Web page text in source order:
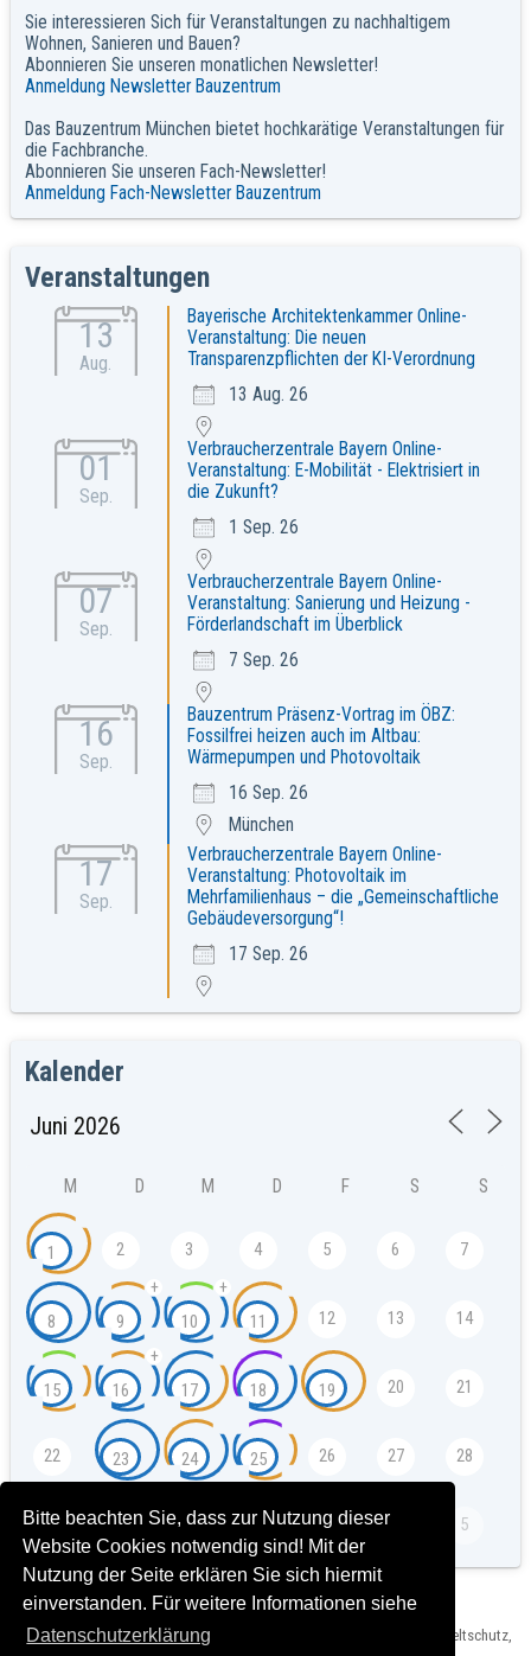
Bitte beachten Sie, dass zur Nutzung dieser
Website Cookies notwendig sind! Mit der
Nutzung der Seite erklären Sie sich hiermit
einverstanden. Für weitere Informationen siehe
Datenschutzerklärung
Sie interessieren Sich für Veranstaltungen zu nachhaltigem
Wohnen, Sanieren und Bauen?
Abonnieren Sie unseren monatlichen Newsletter!
Anmeldung Newsletter Bauzentrum
Das Bauzentrum München bietet hochkarätige Veranstaltungen für
die Fachbranche.
Abonnieren Sie unseren Fach-Newsletter!
Anmeldung Fach-Newsletter Bauzentrum
Veranstaltungen
13
Aug.
Bayerische Architektenkammer Online-
Veranstaltung: Die neuen
Transparenzpflichten der KI-Verordnung
13 Aug. 26
01
Sep.
Verbraucherzentrale Bayern Online-
Veranstaltung: E-Mobilität - Elektrisiert in
die Zukunft?
1 Sep. 26
07
Sep.
Verbraucherzentrale Bayern Online-
Veranstaltung: Sanierung und Heizung -
Förderlandschaft im Überblick
7 Sep. 26
16
Sep.
Bauzentrum Präsenz-Vortrag im ÖBZ:
Fossilfrei heizen auch im Altbau:
Wärmepumpen und Photovoltaik
16 Sep. 26
München
17
Sep.
Verbraucherzentrale Bayern Online-
Veranstaltung: Photovoltaik im
Mehrfamilienhaus – die „Gemeinschaftliche
Gebäudeversorgung“!
17 Sep. 26
Kalender
M D M D F S S
1 2 3 4 5 6 7
8 9
+
10
+
11 12 13 14
15 16
+
17 18 19 20 21
22 23 24 25 26 27 28
29 30 1 2 3 5
Herausgeber: Landeshauptstadt München, Referat für Klima- und Umweltschutz,